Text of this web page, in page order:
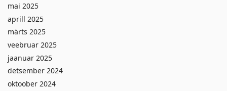
mai 2025
aprill 2025
märts 2025
veebruar 2025
jaanuar 2025
detsember 2024
oktoober 2024